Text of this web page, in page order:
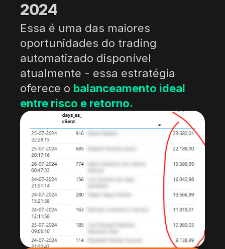
2024
Essa é uma das maiores
oportunidades do trading
automatizado disponível
atualmente - essa estratégia
oferece o balanceamento ideal
entre risco e retorno.